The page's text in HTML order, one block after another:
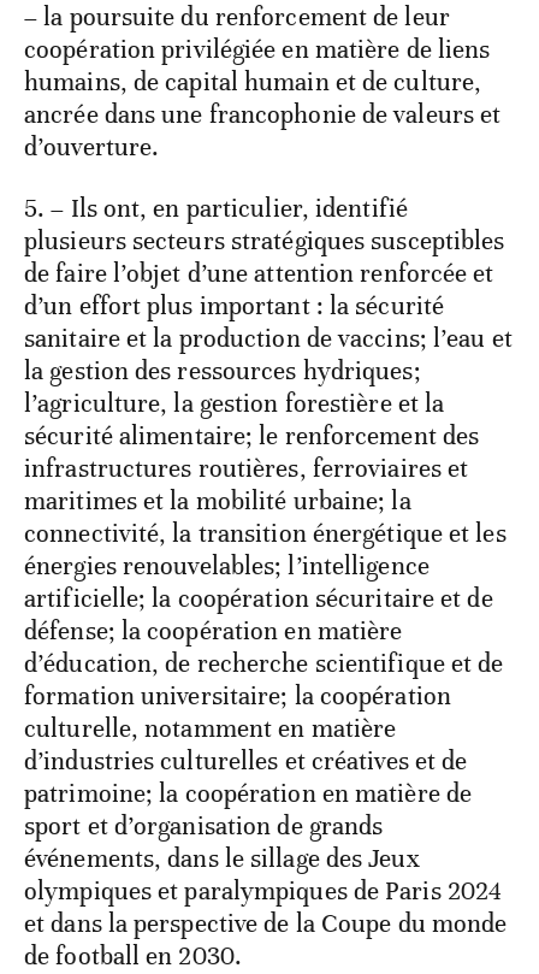
– la poursuite du renforcement de leur
coopération privilégiée en matière de liens
humains, de capital humain et de culture,
ancrée dans une francophonie de valeurs et
d’ouverture.
5. – Ils ont, en particulier, identifié
plusieurs secteurs stratégiques susceptibles
de faire l’objet d’une attention renforcée et
d’un effort plus important : la sécurité
sanitaire et la production de vaccins; l’eau et
la gestion des ressources hydriques;
l’agriculture, la gestion forestière et la
sécurité alimentaire; le renforcement des
infrastructures routières, ferroviaires et
maritimes et la mobilité urbaine; la
connectivité, la transition énergétique et les
énergies renouvelables; l’intelligence
artificielle; la coopération sécuritaire et de
défense; la coopération en matière
d’éducation, de recherche scientifique et de
formation universitaire; la coopération
culturelle, notamment en matière
d’industries culturelles et créatives et de
patrimoine; la coopération en matière de
sport et d’organisation de grands
événements, dans le sillage des Jeux
olympiques et paralympiques de Paris 2024
et dans la perspective de la Coupe du monde
de football en 2030.